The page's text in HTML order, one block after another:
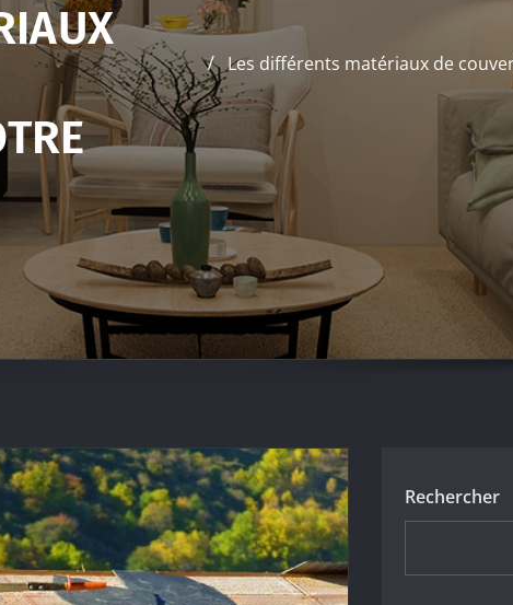
Les différents matériaux de
Rechercher